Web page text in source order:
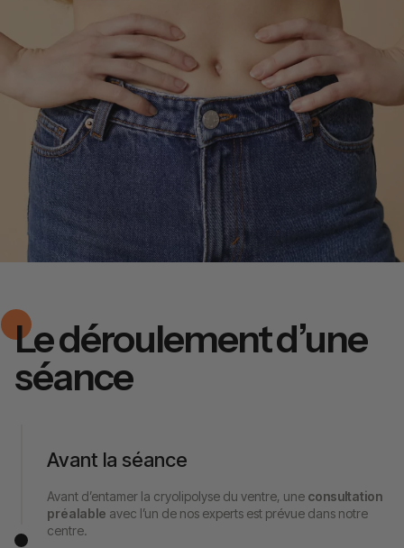
Le déroulement d’une
séance
Avant la séance
Avant d’entamer la cryolipolyse du ventre, une consultation
préalable avec l’un de nos experts est prévue dans notre
centre.